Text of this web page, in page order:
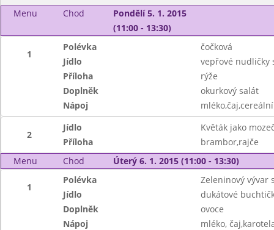
Menu Chod
Pondělí 5. 1. 2015
(11:00 - 13:30)
1
Polévka
čočková
Jídlo
vepřové nudličky
Příloha
rýže
Doplněk
okurkový salát
Nápoj
2
Jídlo
Květák jako
Příloha
brambor,rajče
Menu
Chod Úterý 6. 1. 2015 (11:00 - 13:30)
1
Polévka
Zeleninový vývar
Jídlo
dukátové
Doplněk
ovoce
Nápoj
mléko,